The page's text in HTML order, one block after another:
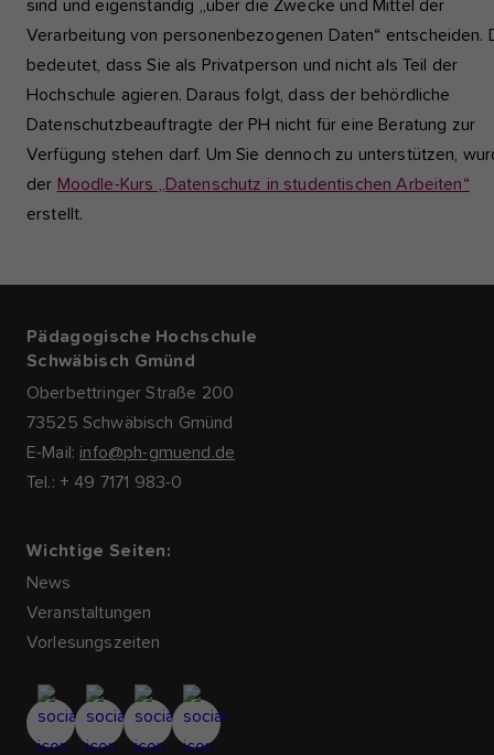
sind und eigenständig „über die Zwecke und Mittel der
Verarbeitung von personenbezogenen Daten“ entscheiden.
bedeutet, dass Sie als Privatperson und nicht als Teil der
Hochschule agieren. Daraus folgt, dass der behördliche
Datenschutzbeauftragte der PH nicht für eine Beratung zur
Verfügung stehen darf. Um Sie dennoch zu unterstützen,
der Moodle-Kurs „Datenschutz in studentischen Arbeiten“
erstellt.
Pädagogische Hochschule
Schwäbisch Gmünd
Oberbettringer Straße 200
73525 Schwäbisch Gmünd
E-Mail: info@ph-gmuend.de
Tel.: + 49 7171 983-0
Wichtige Seiten:
News
Veranstaltungen
Vorlesungszeiten
Anbieter etracker GmbH - 20459 Hamburg
Laufzeit 1 Jahr
Zweck
analytisches Tracking und zugehörige
Es hilft uns die Nutzererfahrung der Website zu
verbessern.
Wir verwenden auf unserer Website externe Inhalte, um Ihnen
zusätzliche Informationen anzubieten, wie Google Maps oder
Videos von youtube.